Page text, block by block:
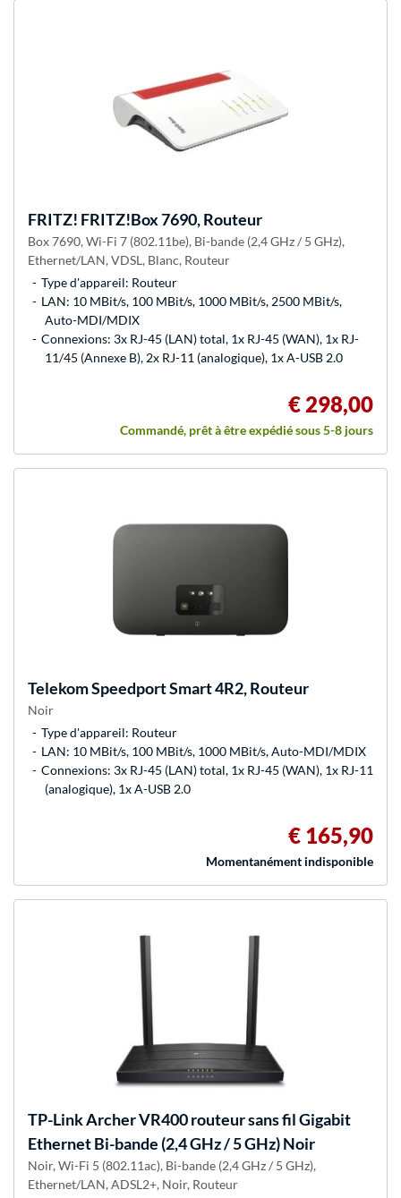
FRITZ! FRITZ!Box 7690, Routeur
Box 7690, Wi-Fi 7 (802.11be), Bi-bande (2,4 GHz / 5 GHz),
Ethernet/LAN, VDSL, Blanc, Routeur
Type d'appareil: Routeur
LAN: 10 MBit/s, 100 MBit/s, 1000 MBit/s, 2500 MBit/s,
Auto-MDI/MDIX
Connexions: 3x RJ-45 (LAN) total, 1x RJ-45 (WAN), 1x RJ-
11/45 (Annexe B), 2x RJ-11 (analogique), 1x A-USB 2.0
€ 298,00
Commandé, prêt à être expédié sous 5-8 jours
TelekomSpeedport Smart 4R2, Routeur
Noir
Type d'appareil: Routeur
LAN: 10 MBit/s, 100 MBit/s, 1000 MBit/s, Auto-MDI/MDIX
Connexions: 3x RJ-45 (LAN) total, 1x RJ-45 (WAN), 1x RJ-11
(analogique), 1x A-USB 2.0
€ 165,90
Momentanément indisponible
TP-LinkArcher VR400 routeur sans fil Gigabit
Ethernet Bi-bande (2,4 GHz / 5 GHz) Noir
Noir, Wi-Fi 5 (802.11ac), Bi-bande (2,4 GHz / 5 GHz),
Ethernet/LAN, ADSL2+, Noir, Routeur